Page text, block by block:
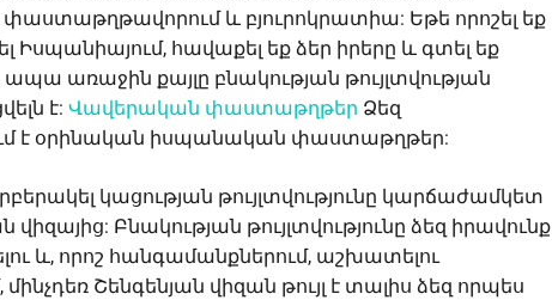
և բյուրոկրատիա: Եթե որոշել եք
Իսպանիայում, հավաքել եք ձեր իրերը և գտել եք
ապա առաջին քայլը բնակության թույլտվության
է: Վավերական փաստաթղթեր Ձեզ
է օրինական իսպանական փաստաթղթեր:
կացության թույլտվությունը կարճաժամկետ
վիզայից: Բնակության թույլտվությունը ձեզ իրավունք
և, որոշ հանգամանքներում, աշխատելու
Շենգենյան վիզան թույլ է տալիս ձեզ որպես